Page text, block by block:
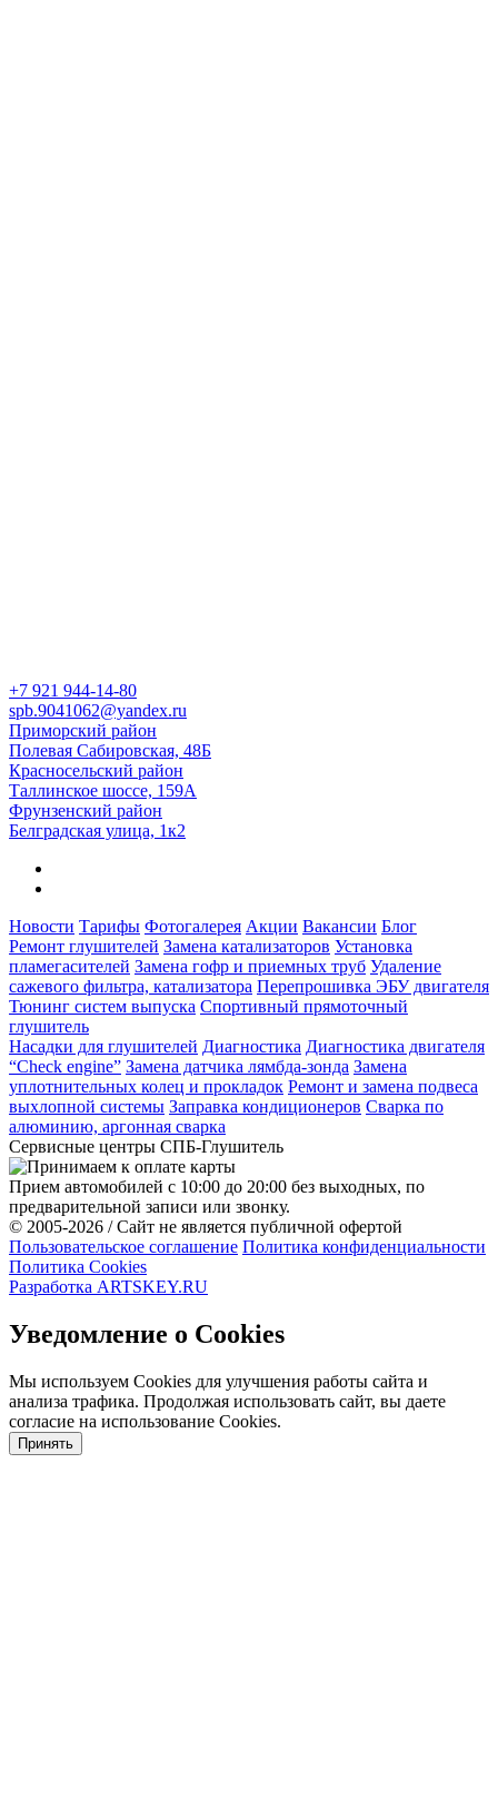
+7 921 944-14-80
spb.9041062@yandex.ru
Приморский район
Полевая Сабировская, 48Б
Красносельский район
Таллинское шоссе, 159А
Фрунзенский район
Белградская улица, 1к2
Новости Тарифы Фотогалерея Акции Вакансии Блог
Ремонт глушителей Замена катализаторов Установка
пламегасителей Замена гофр и приемных труб Удаление
сажевого фильтра, катализатора Перепрошивка ЭБУ двигателя
Тюнинг систем выпуска Спортивный прямоточный
глушитель
Насадки для глушителей Диагностика Диагностика двигателя
“Check engine” Замена датчика лямбда-зонда Замена
уплотнительных колец и прокладок Ремонт и замена подвеса
выхлопной системы Заправка кондиционеров Cварка по
алюминию, аргонная сварка
Сервисные центры СПБ-Глушитель
Прием автомобилей с 10:00 до 20:00 без выходных, по
предварительной записи или звонку.
© 2005-2026 / Сайт не является публичной офертой
Пользовательское соглашение Политика конфиденциальности
Политика Cookies
Разработка ARTSKEY.RU
Уведомление о Cookies
Мы используем Cookies для улучшения работы сайта и
анализа трафика. Продолжая использовать сайт, вы даете
согласие на использование Cookies.
Принять